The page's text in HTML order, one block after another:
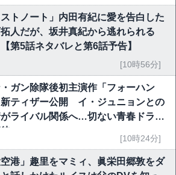
ストノート」内田有紀に愛を告白した
人だが、坂井真紀から逃れられる
第5話ネタバレと第6話予告】
[10時56分]
ガン除隊後初主演作「フォーハン
新ティザー公開 イ・ジュニョンとの
ライバル関係へ…切ない青春ドラマ
[10時24分]
空港」趣里をマミィ、眞栄田郷敦をダ